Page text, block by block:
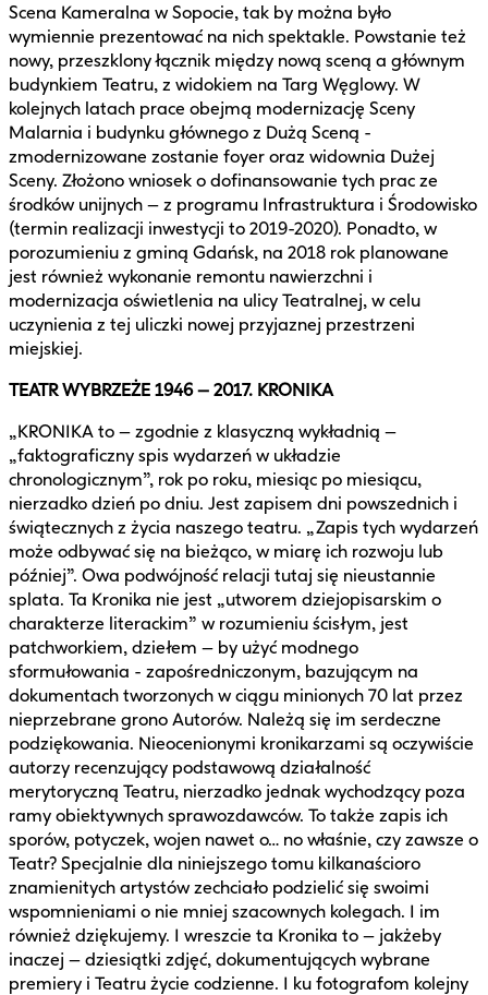
Scena Kameralna w Sopocie, tak by można było
wymiennie prezentować na nich spektakle. Powstanie też
nowy, przeszklony łącznik między nową sceną a głównym
budynkiem Teatru, z widokiem na Targ Węglowy. W
kolejnych latach prace obejmą modernizację Sceny
Malarnia i budynku głównego z Dużą Sceną -
zmodernizowane zostanie foyer oraz widownia Dużej
Sceny. Złożono wniosek o dofinansowanie tych prac ze
środków unijnych – z programu Infrastruktura i Środowisko
(termin realizacji inwestycji to 2019-2020). Ponadto, w
porozumieniu z gminą Gdańsk, na 2018 rok planowane
jest również wykonanie remontu nawierzchni i
modernizacja oświetlenia na ulicy Teatralnej, w celu
uczynienia z tej uliczki nowej przyjaznej przestrzeni
miejskiej.
TEATR WYBRZEŻE 1946 – 2017. KRONIKA
„KRONIKA to – zgodnie z klasyczną wykładnią –
„faktograficzny spis wydarzeń w układzie
chronologicznym”, rok po roku, miesiąc po miesiącu,
nierzadko dzień po dniu. Jest zapisem dni powszednich i
świątecznych z życia naszego teatru. „Zapis tych wydarzeń
może odbywać się na bieżąco, w miarę ich rozwoju lub
później”. Owa podwójność relacji tutaj się nieustannie
splata. Ta Kronika nie jest „utworem dziejopisarskim o
charakterze literackim” w rozumieniu ścisłym, jest
patchworkiem, dziełem – by użyć modnego
sformułowania - zapośredniczonym, bazującym na
dokumentach tworzonych w ciągu minionych 70 lat przez
nieprzebrane grono Autorów. Należą się im serdeczne
podziękowania. Nieocenionymi kronikarzami są oczywiście
autorzy recenzujący podstawową działalność
merytoryczną Teatru, nierzadko jednak wychodzący poza
ramy obiektywnych sprawozdawców. To także zapis ich
sporów, potyczek, wojen nawet o… no właśnie, czy zawsze o
Teatr? Specjalnie dla niniejszego tomu kilkanaścioro
znamienitych artystów zechciało podzielić się swoimi
wspomnieniami o nie mniej szacownych kolegach. I im
również dziękujemy. I wreszcie ta Kronika to – jakżeby
inaczej – dziesiątki zdjęć, dokumentujących wybrane
premiery i Teatru życie codzienne. I ku fotografom kolejny